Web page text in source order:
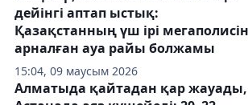
15:04, 09 маусым 2026
дейінгі аптап ыстық:
Қазақстанның үш ірі
арналған ауа райы болжамы
Алматыда қайтадан қар жауады,